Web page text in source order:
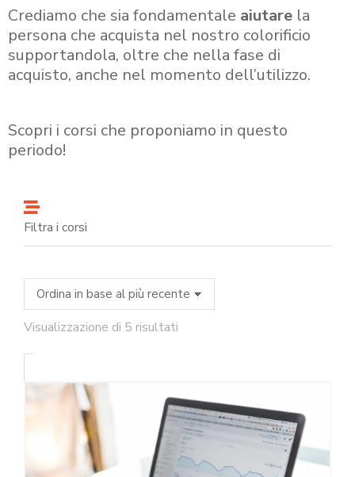
Crediamo che sia fondamentale aiutare la
persona che acquista nel nostro colorificio
supportandola, oltre che nella fase di
acquisto, anche nel momento dell’utilizzo.
Scopri i corsi che proponiamo in questo
periodo!
Filtra i corsi
Visualizzazione di 5 risultati